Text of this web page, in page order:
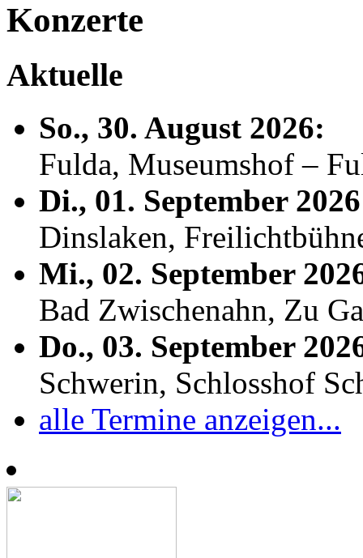
Konzerte
Aktuelle
So., 30. August 2026:
Fulda, Museumshof –
Di., 01. September
Dinslaken,
Mi., 02. September
Bad Zwischenahn, Zu
Do., 03. September
Schwerin, Schlosshof
alle Termine anzeigen...